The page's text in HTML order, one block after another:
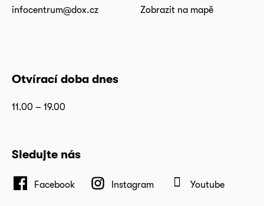
infocentrum@dox.cz
Zobrazit na mapě
Otvírací doba dnes
11.00 – 19.00
Sledujte nás
Facebook Instagram Youtube